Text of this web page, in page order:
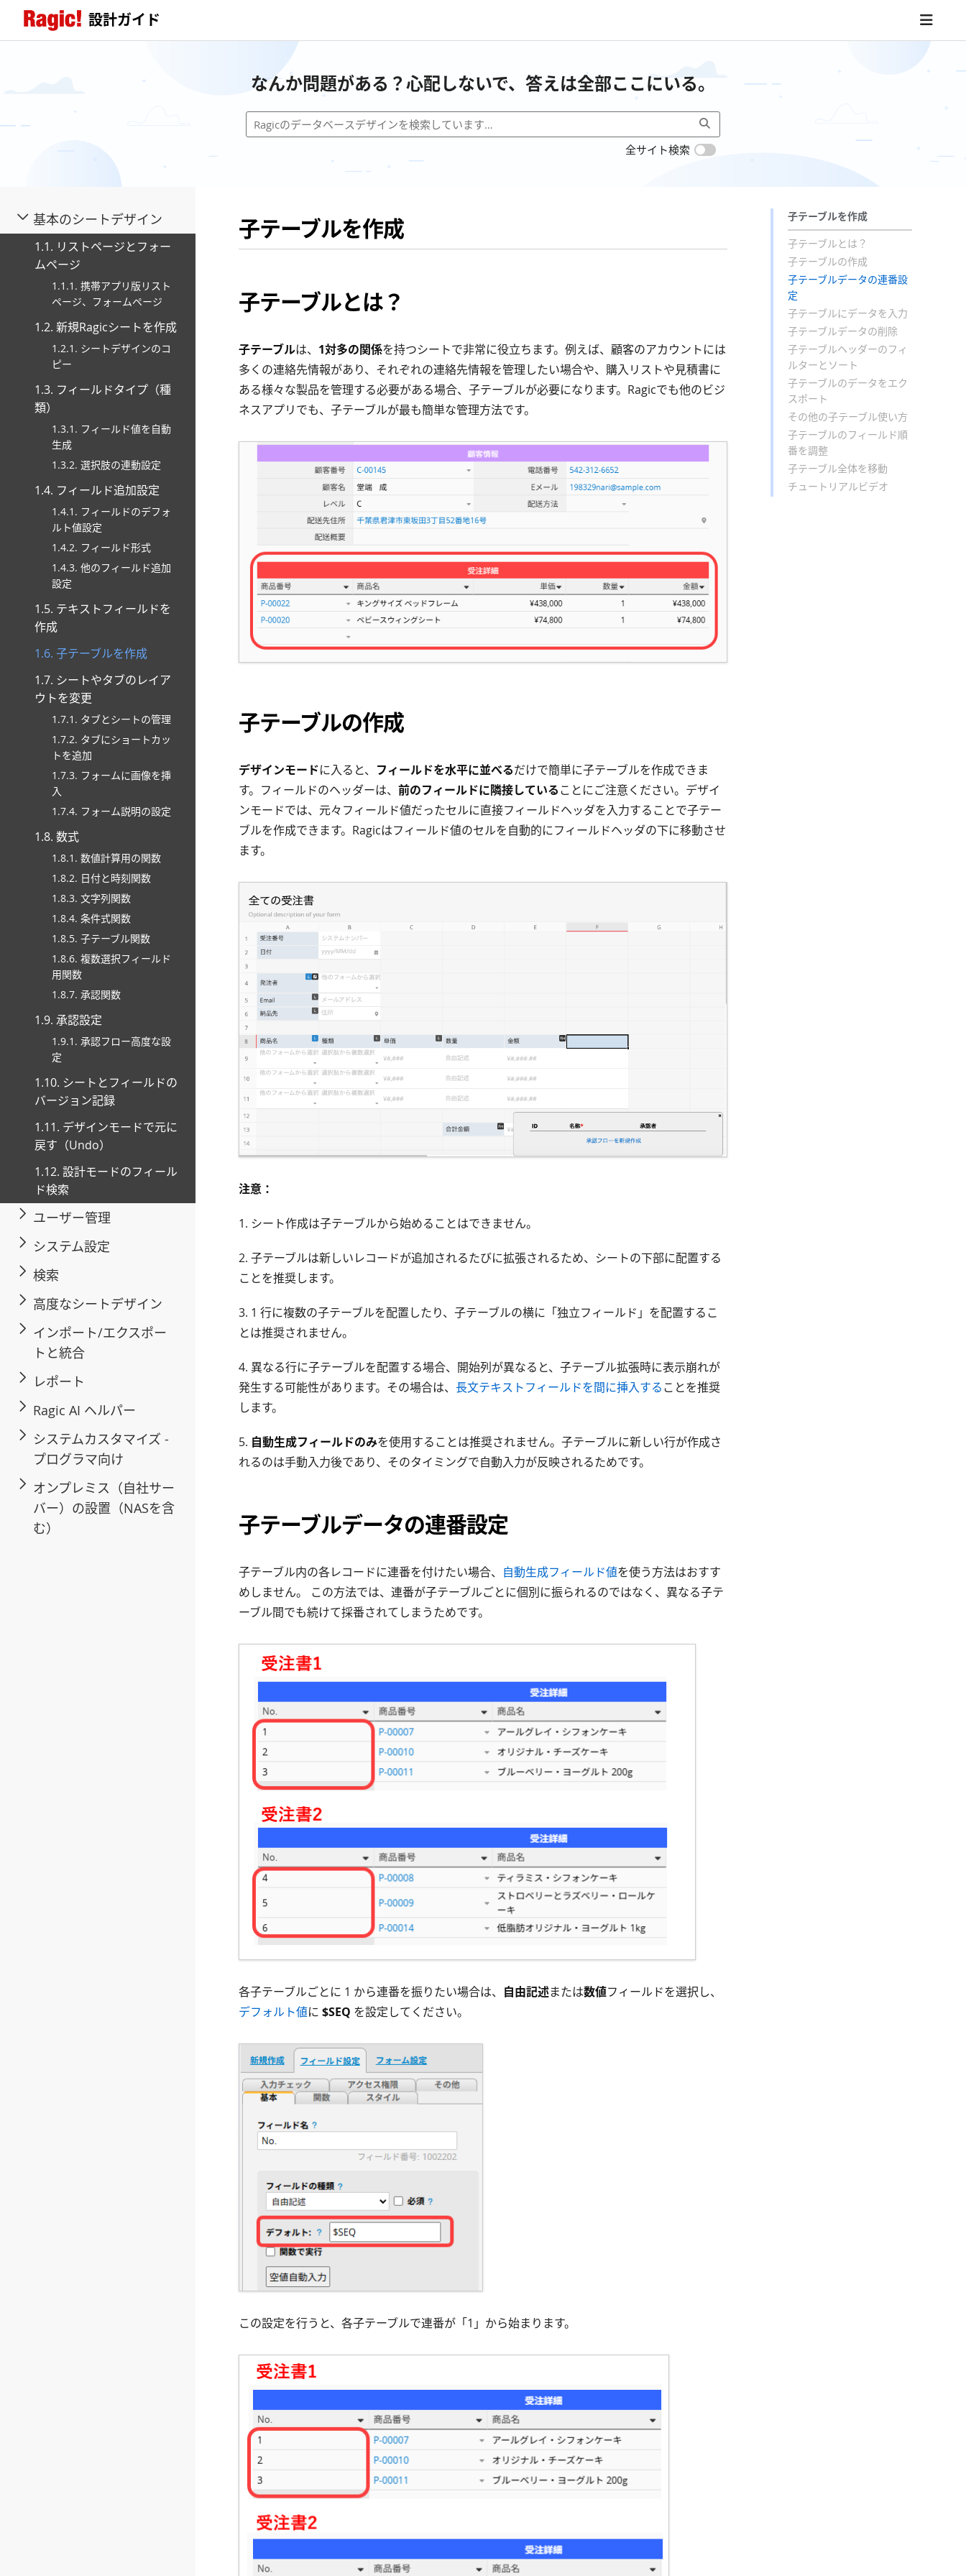
設計ガイド
なんか問題がある？心配しないで、答えは全部ここにいる。
全サイト検索
基本のシートデザイン
1.1. リストページとフォー
ムページ
1.1.1. 携帯アプリ版リスト
ページ、フォームページ
1.2. 新規Ragicシートを作成
1.2.1. シートデザインのコ
ピー
1.3. フィールドタイプ（種
類）
1.3.1. フィールド値を自動
生成
1.3.2. 選択肢の連動設定
1.4. フィールド追加設定
1.4.1. フィールドのデフォ
ルト値設定
1.4.2. フィールド形式
1.4.3. 他のフィールド追加
設定
1.5. テキストフィールドを
作成
1.6. 子テーブルを作成
1.7. シートやタブのレイア
ウトを変更
1.7.1. タブとシートの管理
1.7.2. タブにショートカッ
トを追加
1.7.3. フォームに画像を挿
入
1.7.4. フォーム説明の設定
1.8. 数式
1.8.1. 数値計算用の関数
1.8.2. 日付と時刻関数
1.8.3. 文字列関数
1.8.4. 条件式関数
1.8.5. 子テーブル関数
1.8.6. 複数選択フィールド
用関数
1.8.7. 承認関数
1.9. 承認設定
1.9.1. 承認フロー高度な設
定
1.10. シートとフィールドの
バージョン記録
1.11. デザインモードで元に
戻す（Undo）
1.12. 設計モードのフィール
ド検索
ユーザー管理
システム設定
検索
高度なシートデザイン
インポート/エクスポー
トと統合
レポート
Ragic AI ヘルパー
システムカスタマイズ -
プログラマ向け
オンプレミス（自社サー
バー）の設置（NASを含
む）
子テーブルを作成
子テーブルとは？
子テーブルの作成
子テーブルデータの連番設
定
子テーブルにデータを入力
子テーブルデータの削除
子テーブルヘッダーのフィ
ルターとソート
子テーブルのデータをエク
スポート
その他の子テーブル使い方
子テーブルのフィールド順
番を調整
子テーブル全体を移動
チュートリアルビデオ
子テーブルを作成
子テーブルとは？
子テーブルは、 1対多の関係を持つシートで非常に役立ちます。例えば、顧客のアカウントには
多くの連絡先情報があり、それぞれの連絡先情報を管理したい場合や、購入リストや見積書に
ある様々な製品を管理する必要がある場合、子テーブルが必要になります。Ragicでも他のビジ
ネスアプリでも、子テーブルが最も簡単な管理方法です。
子テーブルの作成
デザインモードに入ると、 フィールドを水平に並べるだけで簡単に子テーブルを作成できま
す。フィールドのヘッダーは、 前のフィールドに隣接していることにご注意ください。デザイ
ンモードでは、元々フィールド値だったセルに直接フィールドヘッダを入力することで子テー
ブルを作成できます。Ragicはフィールド値のセルを自動的にフィールドヘッダの下に移動させ
ます。
注意：
1. シート作成は子テーブルから始めることはできません。
2. 子テーブルは新しいレコードが追加されるたびに拡張されるため、シートの下部に配置する
ことを推奨します。
3. 1 行に複数の子テーブルを配置したり、子テーブルの横に「独立フィールド」を配置するこ
とは推奨されません。
4. 異なる行に子テーブルを配置する場合、開始列が異なると、子テーブル拡張時に表示崩れが
発生する可能性があります。その場合は、 長文テキストフィールドを間に挿入することを推奨
します。
5. 自動生成フィールドのみを使用することは推奨されません。子テーブルに新しい行が作成さ
れるのは手動入力後であり、そのタイミングで自動入力が反映されるためです。
子テーブルデータの連番設定
子テーブル内の各レコードに連番を付けたい場合、 自動生成フィールド値を使う方法はおすす
めしません。 この方法では、連番が子テーブルごとに個別に振られるのではなく、異なる子テ
ーブル間でも続けて採番されてしまうためです。
各子テーブルごとに 1 から連番を振りたい場合は、 自由記述または数値フィールドを選択し、
デフォルト値に $SEQ を設定してください。
この設定を行うと、各子テーブルで連番が「1」から始まります。